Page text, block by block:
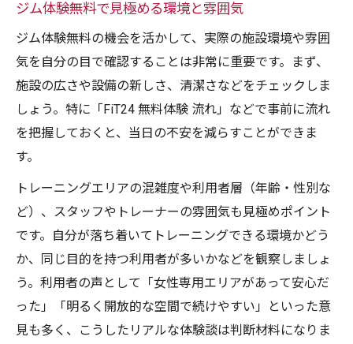
ジム体験無料で見極める環境と雰囲気
ジム体験無料の機会を活かして、実際の施設環境や雰囲
気を自分の目で確認することは非常に重要です。まず、
施設の広さや設備の新しさ、清潔さなどをチェックしま
しょう。特に「FiT24 無料体験 流れ」などで事前に流れ
を把握しておくと、当日の不安を減らすことができま
す。
トレーニングエリアの混雑度や利用者層（年齢・性別な
ど）、スタッフやトレーナーの雰囲気も見極めポイント
です。自分が落ち着いてトレーニングできる環境かどう
か、同じ目的を持つ利用者が多いかなどを観察しましょ
う。利用者の声として「女性専用エリアがあって安心だ
った」「明るく開放的な空間で続けやすい」といった意
見も多く、こうしたリアルな体験談は判断材料になりま